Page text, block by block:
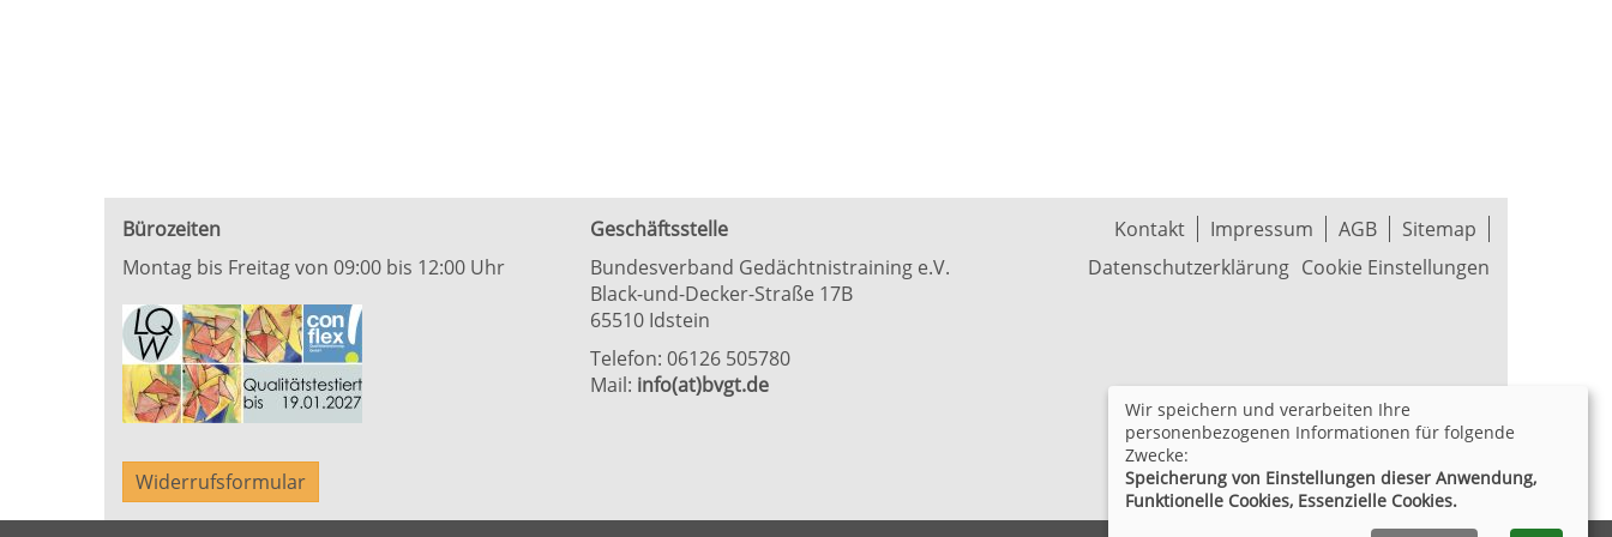
Bürozeiten
Montag bis Freitag von 09:00 bis 12:00 Uhr
Widerrufsformular
Geschäftsstelle
Bundesverband Gedächtnistraining e.V.
Black-und-Decker-Straße 17B
65510 Idstein
Telefon: 06126 505780
Mail: info(at)bvgt.de
Kontakt Impressum AGB
Sitemap
Datenschutzerklärung Cookie Einstellungen
Wir speichern und verarbeiten Ihre
personenbezogenen Informationen für folgende
Zwecke:
Speicherung von Einstellungen dieser Anwendung,
Funktionelle Cookies, Essenzielle Cookies.